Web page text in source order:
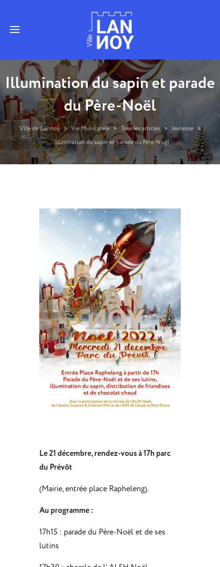
Illumination du sapin et parade
du Père-Noël
Ville de Lannoy > Vie Municipale > Tous les articles > Jeunesse >
Illumination du sapin et parade du Père-Noël
Le 21 décembre, rendez-vous à 17h parc
du Prévôt
(Mairie, entrée place Rapheleng).
Au programme :
17h15 : parade du Père-Noël et de ses
lutins